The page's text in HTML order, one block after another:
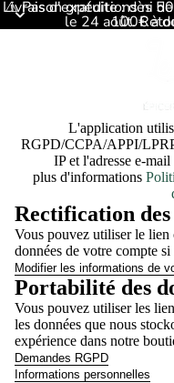
⚠️ Pas d'expéditions ni
le 24 août.
Livraison gratuite : dès
100€ à
L'application
RGPD/CCPA/APPI/
IP et l'adresse e-
plus d'informations
Rectification des
Vous pouvez utiliser le lien
données de votre compte si
Modifier les informations de
Portabilité des
Vous pouvez utiliser les
les données que nous
expérience dans notre
Demandes RGPD
Informations personnelles
Vous pouvez vous
jours suivant la réception
politique de retour ,
rétractation : les denrées
produits d'hygiène et de
personnalisés.
Pour les articles éligibles, le
jours suivant la bonne
PRÉNOM *